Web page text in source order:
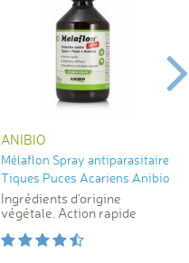
ANIBIO
Mélaflon Spray antiparasitaire
Tiques Puces Acariens Anibio
Ingrédients d'origine
végétale. Action rapide